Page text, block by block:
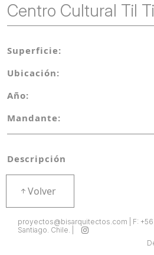
Centro Cultural Til
Superficie:
Ubicación:
Año:
Mandante:
Descripción
Volver
proyectos@bisarquitectos.com | F: +56
Santiago. Chile. |